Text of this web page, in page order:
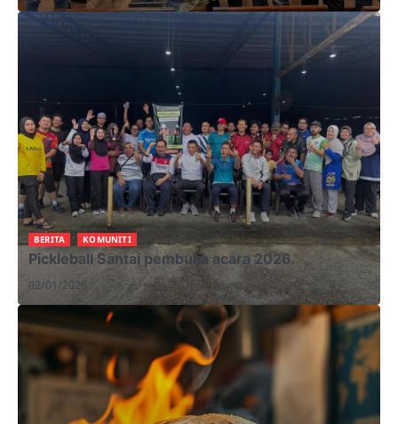
BERITA KOMUNITI
Pickleball Santai pembuka acara 2026.
02/01/2026